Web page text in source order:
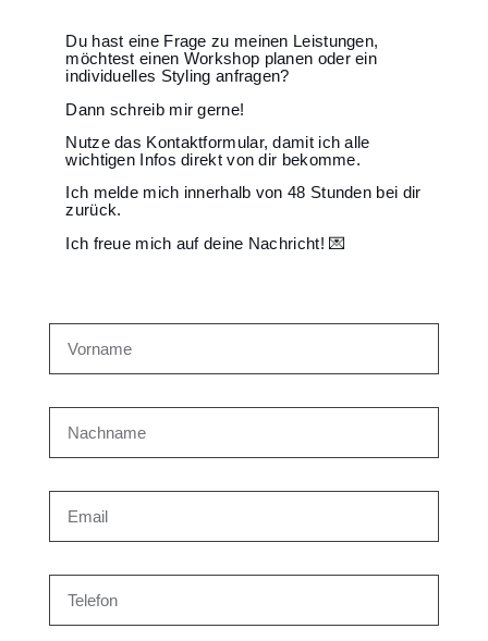
Du hast eine Frage zu meinen Leistungen,
möchtest einen Workshop planen oder ein
individuelles Styling anfragen?
Dann schreib mir gerne!
Nutze das Kontaktformular, damit ich alle
wichtigen Infos direkt von dir bekomme.
Ich melde mich innerhalb von 48 Stunden bei dir
zurück.
Ich freue mich auf deine Nachricht! 💌